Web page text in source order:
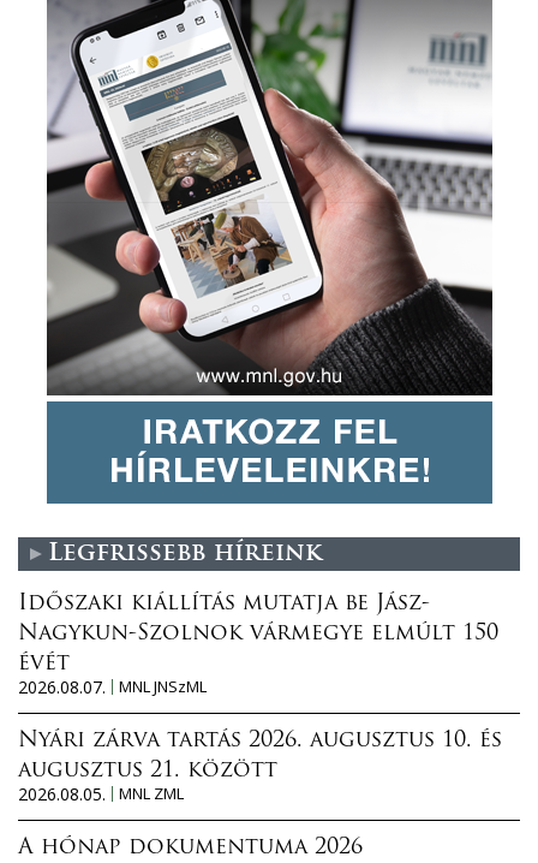
Legfrissebb híreink
Időszaki kiállítás mutatja be Jász-
Nagykun-Szolnok vármegye elmúlt 150
évét
2026.08.07.
MNL JNSzML
Nyári zárva tartás 2026. augusztus 10. és
augusztus 21. között
2026.08.05.
MNL ZML
A hónap dokumentuma 2026